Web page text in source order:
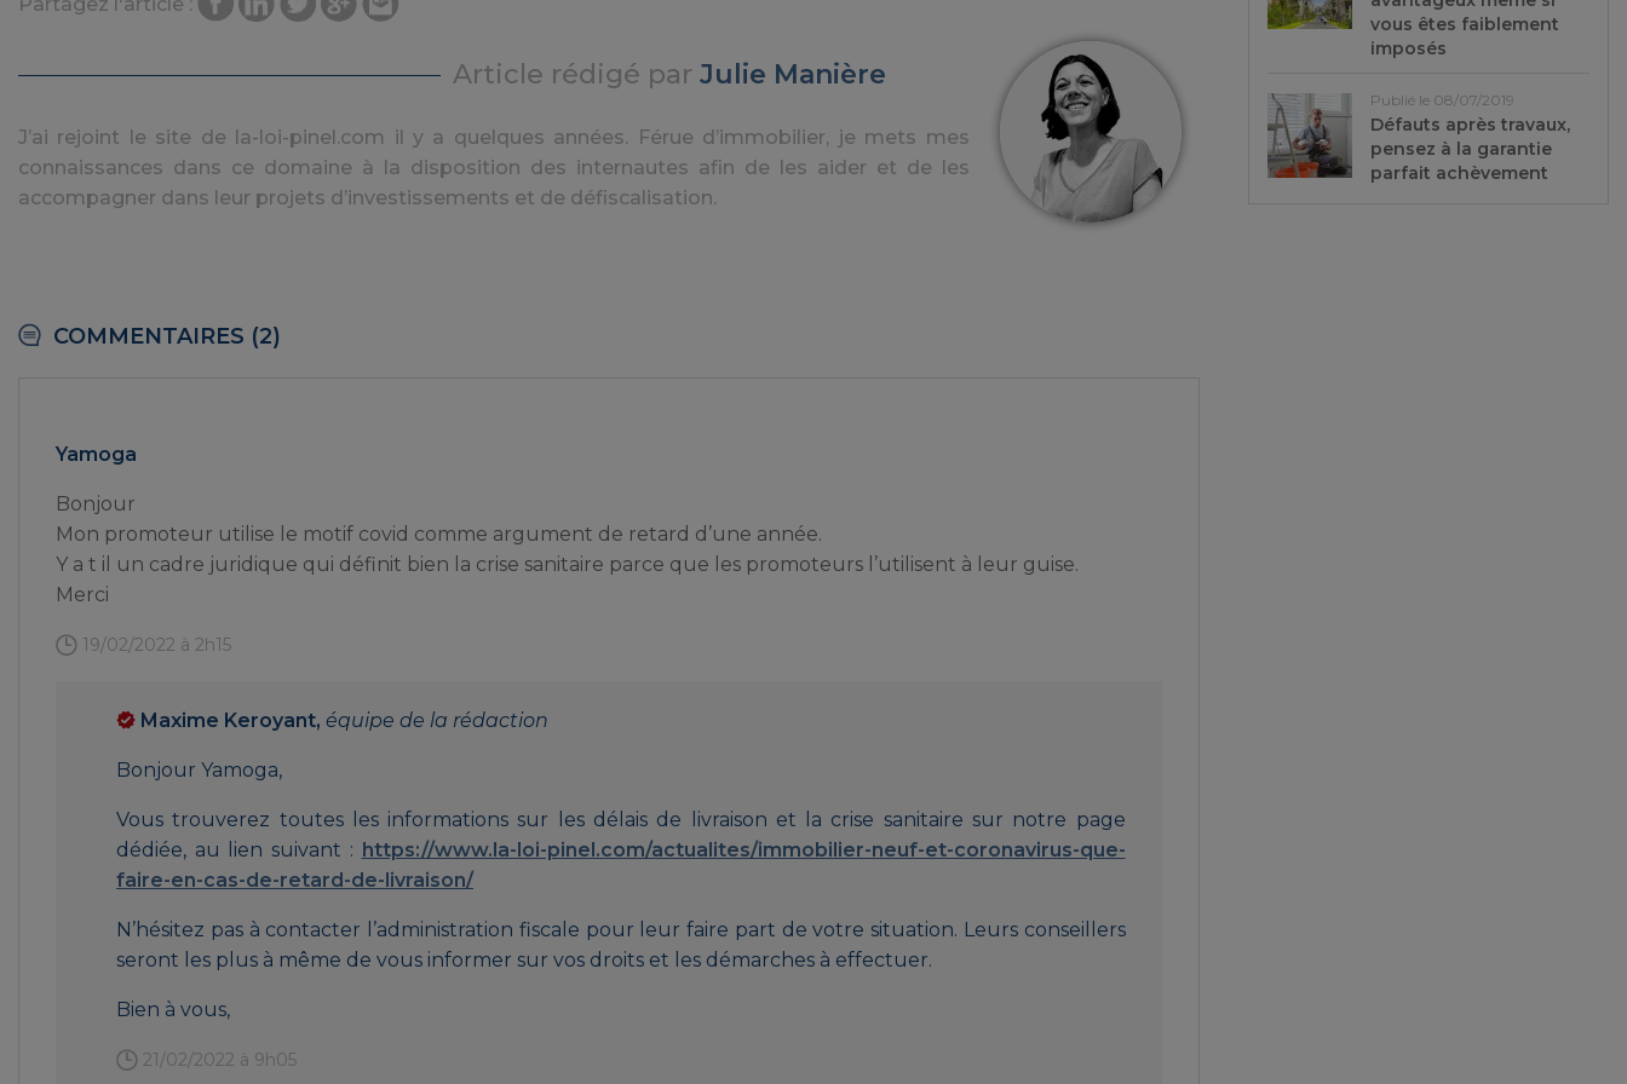
Article rédigé parJulie Manière
J’ai rejoint le site de la-loi-pinel.com il y a quelques années. Férue d’immobilier, je mets mes
connaissances dans ce domaine à la disposition des internautes afin de les aider et de les
accompagner dans leur projets d’investissements et de défiscalisation.
vous êtes faiblement
imposés
Publié le 08/07/2019
Défauts après travaux,
pensez à la garantie
parfait achèvement
COMMENTAIRES (2)
Yamoga
Bonjour
Mon promoteur utilise le motif covid comme argument de retard d’une année.
Y a t il un cadre juridique qui définit bien la crise sanitaire parce que les promoteurs l’utilisent à leur guise.
Merci
19/02/2022 à 2h15
Maxime Keroyant, équipe de la rédaction
Bonjour Yamoga,
Vous trouverez toutes les informations sur les délais de livraison et la crise sanitaire sur notre page
dédiée, au lien suivant : https://www.la-loi-pinel.com/actualites/immobilier-neuf-et-coronavirus-que-
faire-en-cas-de-retard-de-livraison/
N’hésitez pas à contacter l’administration fiscale pour leur faire part de votre situation. Leurs conseillers
seront les plus à même de vous informer sur vos droits et les démarches à effectuer.
Bien à vous,
21/02/2022 à 9h05